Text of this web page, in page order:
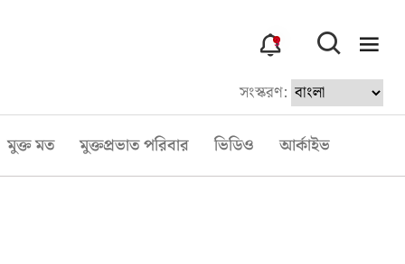
3
সংস্করণ:
মুক্ত মত মুক্তপ্রভাত পরিবার ভিডিও আর্কাইভ